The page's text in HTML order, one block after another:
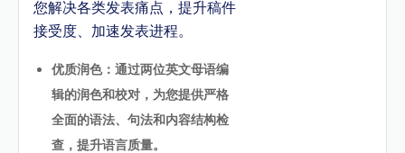
您解决各类发表痛点，提升稿件
接受度、加速发表进程。
优质润色：通过两位英文母语编
辑的润色和校对，为您提供严格
全面的语法、句法和内容结构检
查，提升语言质量。